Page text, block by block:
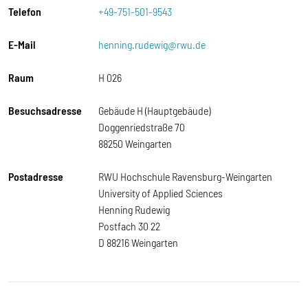
Telefon +49-751-501-9543
E-Mail henning.rudewig@rwu.de
Raum H 026
Besuchsadresse
Gebäude H (Hauptgebäude)
Doggenriedstraße 70
88250 Weingarten
Postadresse
RWU Hochschule Ravensburg-Weingarten
University of Applied Sciences
Henning Rudewig
Postfach 30 22
D 88216 Weingarten